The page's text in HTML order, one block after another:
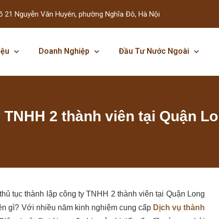
21 Nguyễn Văn Huyên, phường Nghĩa Đô, Hà Nội
Doanh Nghiệp Đầu Tư Nước Ngoài
2 thành viên tại Quận
tục thành lập công ty TNHH 2 thành viên tại Quận Long
gì? Với nhiều năm kinh nghiệm cung cấp Dịch vụ thành